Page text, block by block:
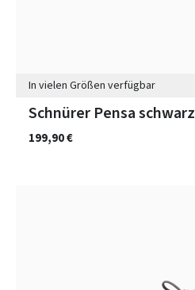
In vielen Größen verfügbar
Schnürer Pensa schwarz
199,90 €